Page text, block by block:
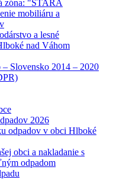
zóna: "STARÁ
mobiliáru a
a lesné
nad Váhom
Slovensko 2014 – 2020
2026
odpadov v obci Hlboké
obci a nakladanie s
odpadom